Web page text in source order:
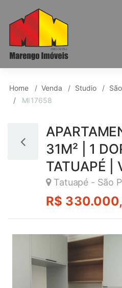
Studio
Home Venda Studio
MI17658
31M² | 1
TATUAPÉ |
Tatuapé - São
R$